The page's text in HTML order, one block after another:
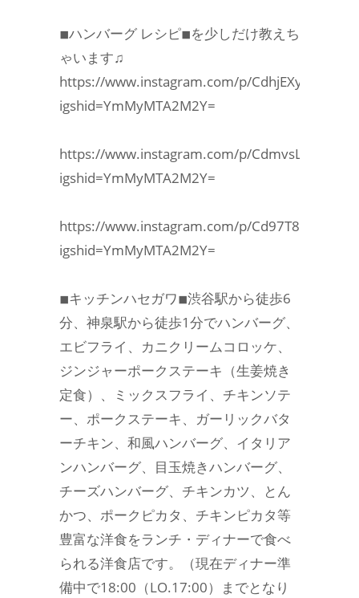
◾︎ハンバーグ レシピ◾︎を少しだけ教えち
ゃいます♫
https://www.instagram.com/p/CdhjEXyLBI8/?
igshid=YmMyMTA2M2Y=
https://www.instagram.com/p/CdmvsLyLzES/?
igshid=YmMyMTA2M2Y=
https://www.instagram.com/p/Cd97T8UrwOC/?
igshid=YmMyMTA2M2Y=
◾︎キッチンハセガワ◾︎渋谷駅から徒歩6
分、神泉駅から徒歩1分でハンバーグ、
エビフライ、カニクリームコロッケ、
ジンジャーポークステーキ（生姜焼き
定食）、ミックスフライ、チキンソテ
ー、ポークステーキ、ガーリックバタ
ーチキン、和風ハンバーグ、イタリア
ンハンバーグ、目玉焼きハンバーグ、
チーズハンバーグ、チキンカツ、とん
かつ、ポークピカタ、チキンピカタ等
豊富な洋食をランチ・ディナーで食べ
られる洋食店です。（現在ディナー準
備中で18:00（LO.17:00）までとなり